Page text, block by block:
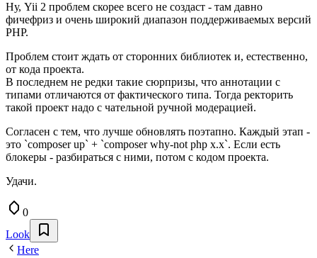
Ну, Yii 2 проблем скорее всего не создаст - там давно
фичефриз и очень широкий диапазон поддерживаемых версий
PHP.
Проблем стоит ждать от сторонних библиотек и, естественно,
от кода проекта.
В последнем не редки такие сюрпризы, что аннотации с
типами отличаются от фактического типа. Тогда ректорить
такой проект надо с чательной ручной модерацией.
Согласен с тем, что лучше обновлять поэтапно. Каждый этап -
это `composer up` + `composer why-not php x.x`. Если есть
блокеры - разбираться с ними, потом с кодом проекта.
Удачи.
0
Look
Here